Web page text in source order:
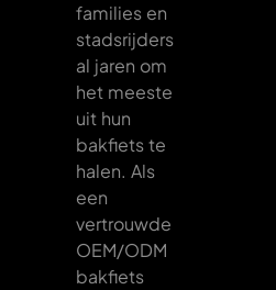
families en
stadsrijders
al jaren om
het meeste
uit hun
bakfiets te
halen. Als
een
vertrouwde
OEM/ODM
bakfiets